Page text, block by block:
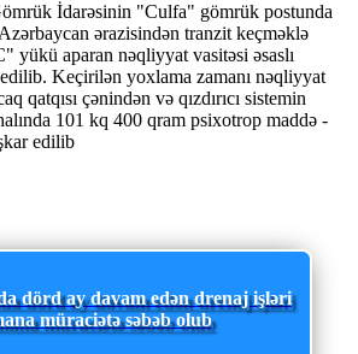
İdarəsinin "Culfa" gömrük postunda
ərazisindən tranzit keçməklə
yükü aparan nəqliyyat vasitəsi əsaslı
Keçirilən yoxlama zamanı nəqliyyat
qatqısı çənindən və qızdırıcı sistemin
101 kq 400 qram psixotrop maddə -
edilib
dörd ay davam edən drenaj işləri
müraciətə səbəb olub